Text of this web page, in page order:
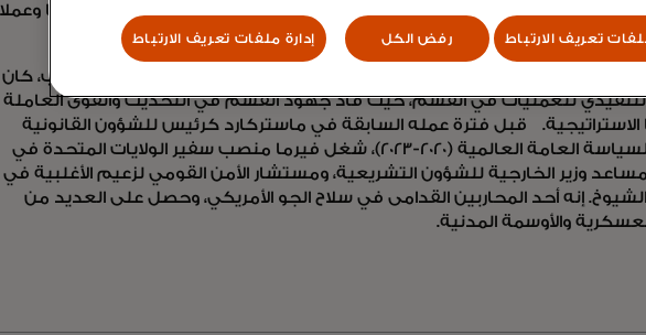
التي تؤثر على الناس والاقتصادات في جميع أنحاء العالم. ستستفيد أعمالنا
الواسعة وقيادته بعدة طرق.
مؤخرًا منصب نائب وزير الخارجية الأمريكي للإدارة والموارد. في هذا المنصب، كان
للعمليات في القسم، حيث قاد جهود القسم في التحديث والقوى العاملة
الاستراتيجية. قبل فترة عمله السابقة في ماستركارد كرئيس للشؤون القانونية
ورئيس السياسة العامة العالمية (2020-2023)، شغل فيرما منصب سفير الولايات المتحدة في
وزير الخارجية للشؤون التشريعية، ومستشار الأمن القومي لزعيم الأغلبية في
إنه أحد المحاربين القدامى في سلاح الجو الأمريكي، وحصل على العديد من
والأوسمة المدنية.
تعريف الارتباط رفض الكل إدارة ملفات تعريف الارتباط